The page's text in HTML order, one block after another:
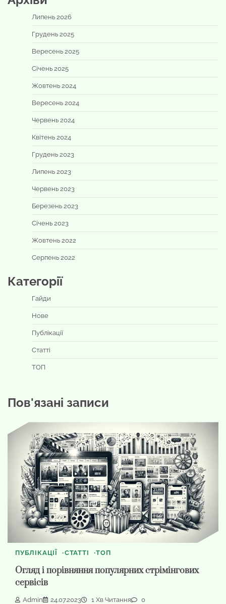
Липень 2026
Грудень 2025
Вересень 2025
Січень 2025
Жовтень 2024
Вересень 2024
Червень 2024
Квітень 2024
Грудень 2023
Липень 2023
Червень 2023
Березень 2023
Січень 2023
Жовтень 2022
Серпень 2022
Категорії
Гайди
Нове
Публікації
Статті
ТОП
Пов'язані записи
ПУБЛІКАЦІЇ СТАТТІ ТОП
Огляд і порівняння популярних стрімінгових
сервісів
Admin 24.07.2023 1 Хв Читання 0